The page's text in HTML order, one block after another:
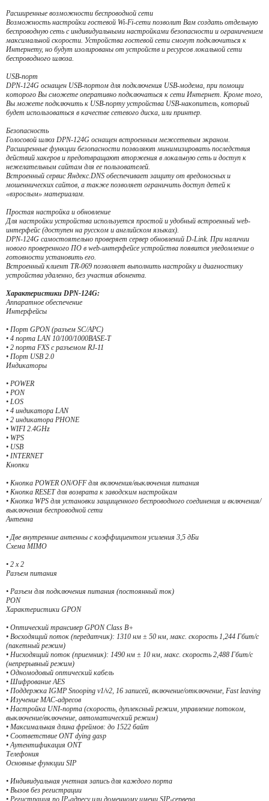
Расширенные возможности беспроводной сети
Возможность настройки гостевой Wi-Fi-сети позволит Вам создать отдельную
беспроводную сеть с индивидуальными настройками безопасности и ограничением
максимальной скорости. Устройства гостевой сети смогут подключиться к
Интернету, но будут изолированы от устройств и ресурсов локальной сети
беспроводного шлюза.
USB-порт
DPN-124G оснащен USB-портом для подключения USB-модема, при помощи
которого Вы сможете оперативно подключаться к сети Интернет. Кроме того,
Вы можете подключить к USB-порту устройства USB-накопитель, который
будет использоваться в качестве сетевого диска, или принтер.
Безопасность
Голосовой шлюз DPN-124G оснащен встроенным межсетевым экраном.
Расширенные функции безопасности позволяют минимизировать последствия
действий хакеров и предотвращают вторжения в локальную сеть и доступ к
нежелательным сайтам для ее пользователей.
Встроенный сервис Яндекс.DNS обеспечивает защиту от вредоносных и
мошеннических сайтов, а также позволяет ограничить доступ детей к
«взрослым» материалам.
Простая настройка и обновление
Для настройки устройства используется простой и удобный встроенный web-
интерфейс (доступен на русском и английском языках).
DPN-124G самостоятельно проверяет сервер обновлений D-Link. При наличии
нового проверенного ПО в web-интерфейсе устройства появится уведомление о
готовности установить его.
Встроенный клиент TR-069 позволяет выполнить настройку и диагностику
устройства удаленно, без участия абонента.
Характеристики DPN-124G:
Аппаратное обеспечение
Интерфейсы
• Порт GPON (разъем SC/APC)
• 4 порта LAN 10/100/1000BASE-T
• 2 порта FXS с разъемом RJ-11
• Порт USB 2.0
Индикаторы
• POWER
• PON
• LOS
• 4 индикатора LAN
• 2 индикатора PHONE
• WIFI 2.4GHz
• WPS
• USB
• INTERNET
Кнопки
• Кнопка POWER ON/OFF для включения/выключения питания
• Кнопка RESET для возврата к заводским настройкам
• Кнопка WPS для установки защищенного беспроводного соединения и включения/
выключения беспроводной сети
Антенна
• Две внутренние антенны с коэффициентом усиления 3,5 дБи
Схема MIMO
• 2 x 2
Разъем питания
• Разъем для подключения питания (постоянный ток)
PON
Характеристики GPON
• Оптический трансивер GPON Class B+
• Восходящий поток (передатчик): 1310 нм ± 50 нм, макс. скорость 1,244 Гбит/с
(пакетный режим)
• Нисходящий поток (приемник): 1490 нм ± 10 нм, макс. скорость 2,488 Гбит/с
(непрерывный режим)
• Одномодовый оптический кабель
• Шифрование AES
• Поддержка IGMP Snooping v1/v2, 16 записей, включение/отключение, Fast leaving
• Изучение MAC-адресов
• Настройка UNI-порта (скорость, дуплексный режим, управление потоком,
выключение/включение, автоматический режим)
• Максимальная длина фреймов: до 1522 байт
• Соответствие ONT dying gasp
• Аутентификация ONT
Телефония
Основные функции SIP
• Индивидуальная учетная запись для каждого порта
• Вызов без регистрации
• Регистрация по IP-адресу или доменному имени SIP-сервера